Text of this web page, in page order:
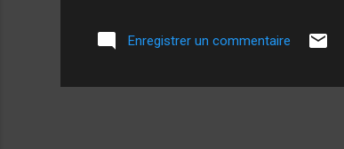
s’il est justifié, en
Enregistrer un commentaire